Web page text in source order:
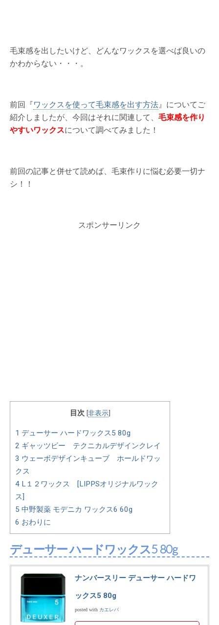
毛束感を出したいけど、どんなワックスを選べば良いの
かわからない・・・。
前回『ワックスを使って毛束感を出す方法 』についてご
紹介しましたが、今回はそれに関連して、 毛束感を作り
やすいワックスについて調べてみました！
前回の記事と併せて読めば、毛束作りに悩む必要一切ナ
シ！！
スポンサーリンク
目次 [非表示]
1 デューサー ハードワックス5 80g
2 ギャッツビー テクニカルデザインクレイ
3 ウェーボデザインキューブ ホールドワッ
クス
4 L１２ワックス [LIPPSオリジナルワック
ス]
5 中野製薬 モデニカ ワックス6 60g
6 おわりに
デューサー ハードワックス5 80g
ナンバースリー デューサー ハードワ
ックス5 80g
posted with カエレバ